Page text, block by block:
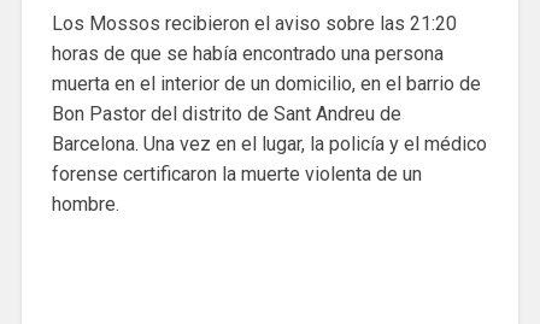
Los Mossos recibieron el aviso sobre las 21:20
horas de que se había encontrado una persona
muerta en el interior de un domicilio, en el barrio de
Bon Pastor del distrito de Sant Andreu de
Barcelona. Una vez en el lugar, la policía y el médico
forense certificaron la muerte violenta de un
hombre.